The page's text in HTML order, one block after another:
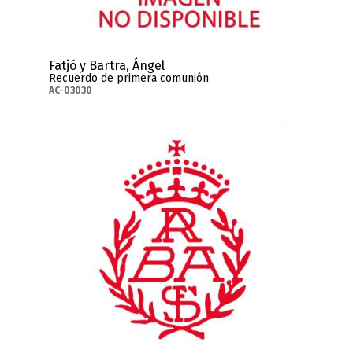
Fatjó y Bartra, Ángel
Recuerdo de primera comunión
AC-03030